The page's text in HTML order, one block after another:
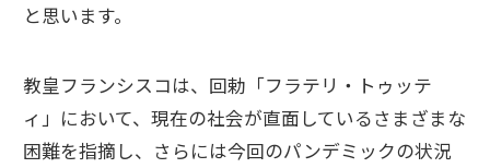
と思います。
教皇フランシスコは、回勅「フラテリ・トゥッテ
ィ」において、現在の社会が直面しているさまざまな
困難を指摘し、さらには今回のパンデミックの状況